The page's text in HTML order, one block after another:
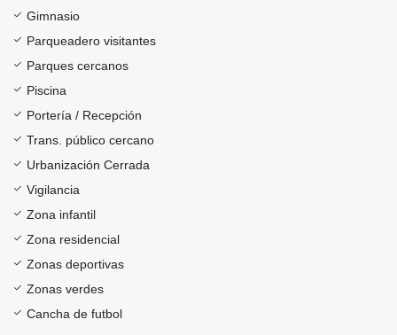
Gimnasio
Parqueadero visitantes
Parques cercanos
Piscina
Portería / Recepción
Trans. público cercano
Urbanización Cerrada
Vigilancia
Zona infantil
Zona residencial
Zonas deportivas
Zonas verdes
Cancha de futbol